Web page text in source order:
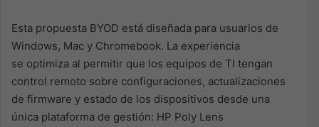
Esta propuesta BYOD está diseñada para usuarios de
Windows, Mac y Chromebook. La experiencia
se optimiza al permitir que los equipos de TI tengan
control remoto sobre configuraciones, actualizaciones
de firmware y estado de los dispositivos desde una
única plataforma de gestión: HP Poly Lens